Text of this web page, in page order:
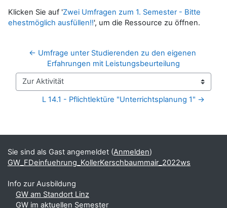
Klicken Sie auf 'Zwei Umfragen zum 1. Semester - Bitte
ehestmöglich ausfüllen!!', um die Ressource zu öffnen.
← Umfrage unter Studierenden zu den eigenen
Erfahrungen mit Leistungsbeurteilung
Zur Aktivität
L 14.1 - Pflichtlektüre "Unterrichtsplanung 1" →
Ergänzungsblöcke
Sie sind als Gast angemeldet (Anmelden)
GW_FDeinfuehrung_KollerKerschbaummair_2022ws
Info zur Ausbildung
GW am Standort Linz
GW im aktuellen Semester